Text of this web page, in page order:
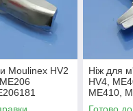
Moulinex HV2
ME203
Ніж для
HV4,
ME410,
ME416,